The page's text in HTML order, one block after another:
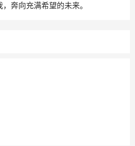
奔向充满希望的未来。